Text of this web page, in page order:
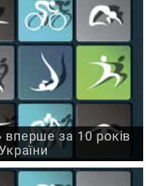
за 10 років